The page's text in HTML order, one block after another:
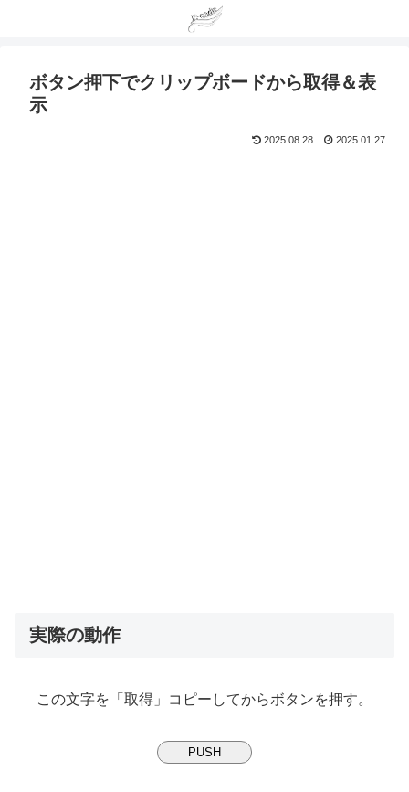
ボタン押下でクリップボードから取得＆表
示
2025.08.28 2025.01.27
実際の動作
この文字を「取得」コピーしてからボタンを押す。
PUSH